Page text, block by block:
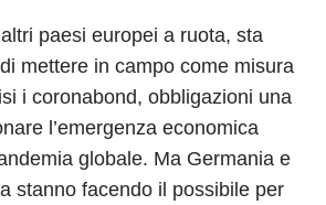
paesi europei a ruota, sta
mettere in campo come misura
i coronabond, obbligazioni una
l’emergenza economica
globale. Ma Germania e
stanno facendo il possibile per